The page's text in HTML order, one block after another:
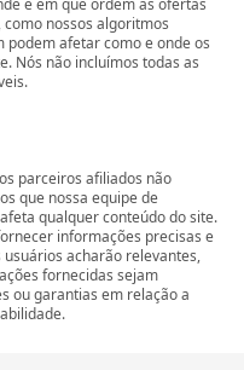
e em que ordem as ofertas
nossos algoritmos
afetar como e onde os
Nós não incluímos todas as
parceiros afiliados não
que nossa equipe de
qualquer conteúdo do site.
informações precisas e
acharão relevantes,
fornecidas sejam
ou garantias em relação a